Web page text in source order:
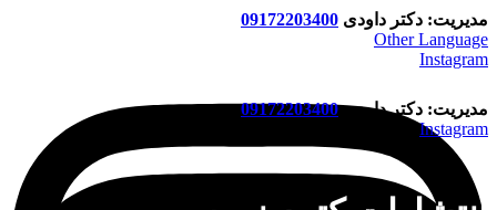
مدیریت: دکتر داودی 09172203400
Other Language
Instagram
مدیریت: دکتر داودی09172203400
Instagram